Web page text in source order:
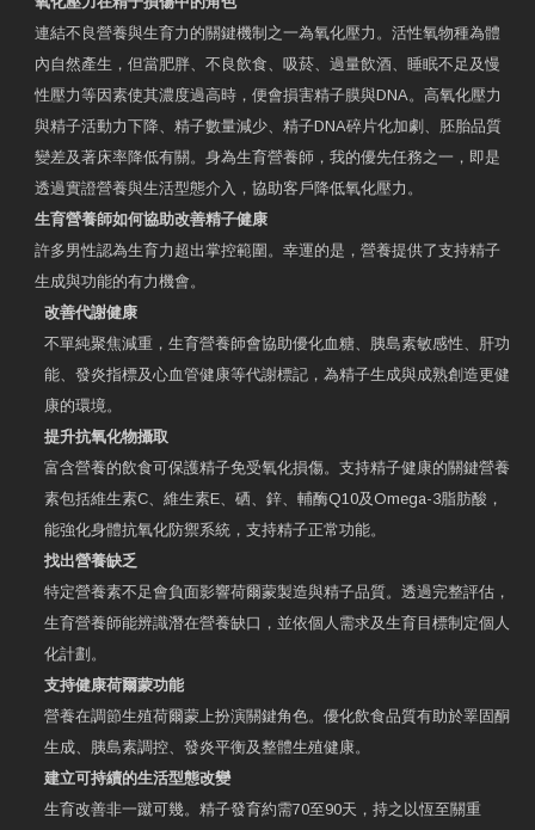
連結不良營養與生育力的關鍵機制之一為氧化壓力。活性氧物種為體
內自然產生，但當肥胖、不良飲食、吸菸、過量飲酒、睡眠不足及慢
性壓力等因素使其濃度過高時，便會損害精子膜與DNA。高氧化壓力
與精子活動力下降、精子數量減少、精子DNA碎片化加劇、胚胎品質
變差及著床率降低有關。身為生育營養師，我的優先任務之一，即是
透過實證營養與生活型態介入，協助客戶降低氧化壓力。
生育營養師如何協助改善精子健康
許多男性認為生育力超出掌控範圍。幸運的是，營養提供了支持精子
生成與功能的有力機會。
改善代謝健康
不單純聚焦減重，生育營養師會協助優化血糖、胰島素敏感性、肝功
能、發炎指標及心血管健康等代謝標記，為精子生成與成熟創造更健
康的環境。
提升抗氧化物攝取
富含營養的飲食可保護精子免受氧化損傷。支持精子健康的關鍵營養
素包括維生素C、維生素E、硒、鋅、輔酶Q10及Omega-3脂肪酸，
能強化身體抗氧化防禦系統，支持精子正常功能。
找出營養缺乏
特定營養素不足會負面影響荷爾蒙製造與精子品質。透過完整評估，
生育營養師能辨識潛在營養缺口，並依個人需求及生育目標制定個人
化計劃。
支持健康荷爾蒙功能
營養在調節生殖荷爾蒙上扮演關鍵角色。優化飲食品質有助於睪固酮
生成、胰島素調控、發炎平衡及整體生殖健康。
建立可持續的生活型態改變
生育改善非一蹴可幾。精子發育約需70至90天，持之以恆至關重